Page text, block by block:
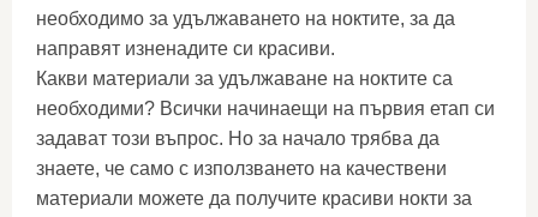
необходимо за удължаването на ноктите, за да
направят изненадите си красиви.
Какви материали за удължаване на ноктите са
необходими? Всички начинаещи на първия етап си
задават този въпрос. Но за начало трябва да
знаете, че само с използването на качествени
материали можете да получите красиви нокти за